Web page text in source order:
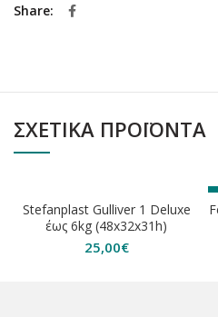
Share
ΣΧΕΤΙΚΆ ΠΡΟΪΌΝΤΑ
Stefanplast Gulliver 1 Deluxe
έως 6kg (48x32x31h)
25,00€